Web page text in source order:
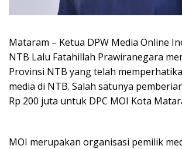
Mataram – Ketua DPW Media Online
NTB Lalu Fatahillah Prawiranegara
Provinsi NTB yang telah
media di NTB. Salah satunya
Rp 200 juta untuk DPC MOI Kota
MOI merupakan organisasi pemilik